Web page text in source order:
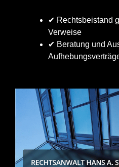
✔ Rechtsbeistand
Verweise
✔ Beratung und